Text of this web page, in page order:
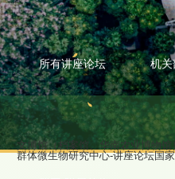
所有讲座论坛 机
文博馆（档案馆、华南农业博物馆
群体微生物研究中心-讲座论坛国